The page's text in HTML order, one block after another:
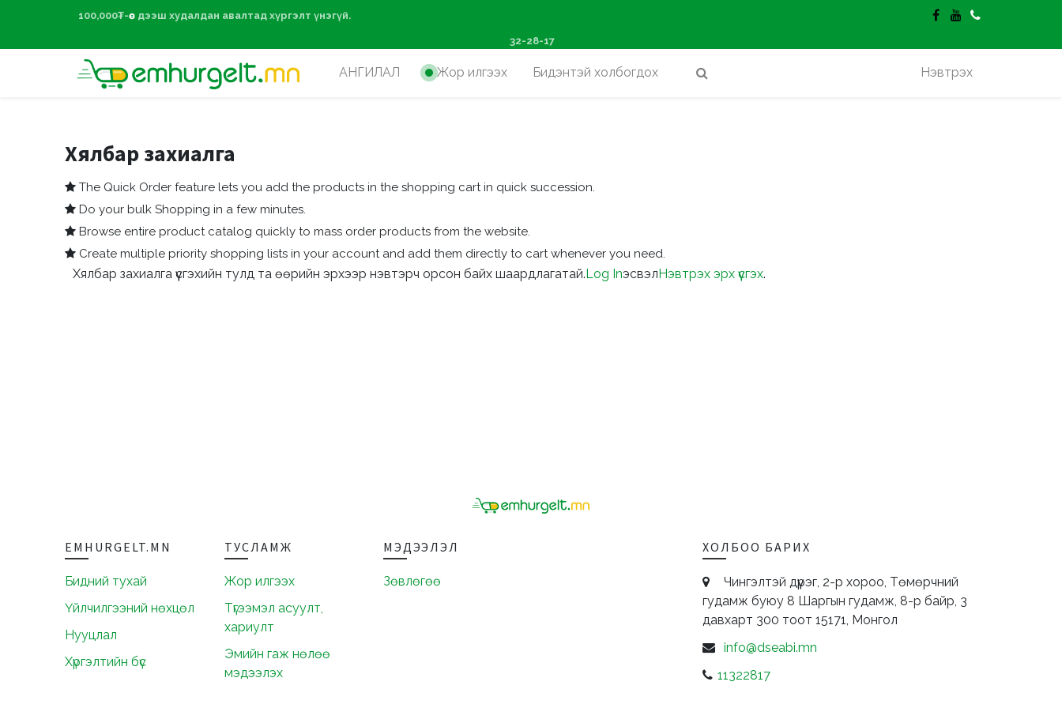
100,000₮-өөс дээш худалдан авалтад хүргэлт үнэгүй.
32-28-17
АНГИЛАЛ Жор илгээх Бидэнтэй холбогдох Нэвтрэх
Хялбар захиалга
The Quick Order feature lets you add the products in the shopping cart in quick succession.
Do your bulk Shopping in a few minutes.
Browse entire product catalog quickly to mass order products from the website.
Create multiple priority shopping lists in your account and add them directly to cart whenever you need.
Хялбар захиалга үүсгэхийн тулд та өөрийн эрхээр нэвтэрч орсон байх шаардлагатай. Log Inэсвэл Нэвтрэх эрх үүсгэх.
EMHURGELT.MN
Бидний тухай
Үйлчилгээний нөхцөл
Нууцлал
Хүргэлтийн бүс
ТУСЛАМЖ
Жор илгээх
Түгээмэл асуулт,
хариулт
Эмийн гаж нөлөө
мэдээлэх
МЭДЭЭЛЭЛ
Зөвлөгөө
ХОЛБОО БАРИХ
Чингэлтэй дүүрэг, 2-р хороо, Төмөрчний
гудамж буюу 8 Шаргын гудамж, 8-р байр, 3
давхарт 300 тоот 15171, Монгол
info@dseabi.mn
11322817